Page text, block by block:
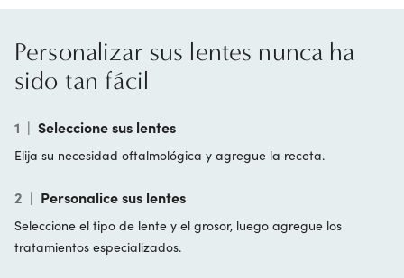
Personalizar sus lentes nunca ha
sido tan fácil
1 | Seleccione sus lentes
Elija su necesidad oftalmológica y agregue la receta.
2 | Personalice sus lentes
Seleccione el tipo de lente y el grosor, luego agregue los
tratamientos especializados.